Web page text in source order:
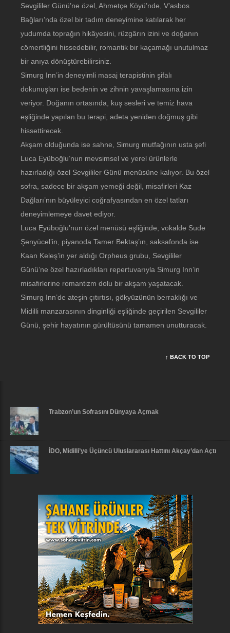
Sevgililer Günü’ne özel, Ahmetçe Köyü’nde, V’asbos
Bağları’nda özel bir tadım deneyimine katılarak her
yudumda toprağın hikâyesini, rüzgârın izini ve doğanın
cömertliğini hissedebilir, romantik bir kaçamağı unutulmaz
bir anıya dönüştürebilirsiniz.
Simurg Inn’in deneyimli masaj terapistinin şifalı
dokunuşları ise bedenin ve zihnin yavaşlamasına izin
veriyor. Doğanın ortasında, kuş sesleri ve temiz hava
eşliğinde yapılan bu terapi, adeta yeniden doğmuş gibi
hissettirecek.
Akşam olduğunda ise sahne, Simurg mutfağının usta şefi
Luca Eyüboğlu’nun mevsimsel ve yerel ürünlerle
hazırladığı özel Sevgililer Günü menüsüne kalıyor. Bu özel
sofra, sadece bir akşam yemeği değil, misafirleri Kaz
Dağları’nın büyüleyici coğrafyasından en özel tatları
deneyimlemeye davet ediyor.
Luca Eyüboğlu’nun özel menüsü eşliğinde, vokalde Sude
Şenyücel’in, piyanoda Tamer Bektaş’ın, saksafonda ise
Kaan Keleş’in yer aldığı Orpheus grubu, Sevgililer
Günü’ne özel hazırladıkları repertuvarıyla Simurg Inn’in
misafirlerine romantizm dolu bir akşam yaşatacak.
Simurg Inn’de ateşin çıtırtısı, gökyüzünün berraklığı ve
Midilli manzarasının dinginliği eşliğinde geçirilen Sevgililer
Günü, şehir hayatının gürültüsünü tamamen unutturacak.
↑ BACK TO TOP
Trabzon’un Sofrasını Dünyaya Açmak
İDO, Midilli’ye Üçüncü Uluslararası Hattını Akçay’dan Açtı